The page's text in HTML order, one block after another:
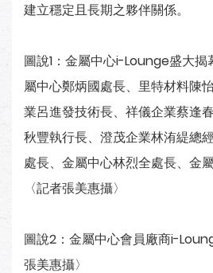
建立穩定且長期之夥伴關係。
圖說1：金屬中心i-Lounge盛大
屬中心鄭炳國處長、里特材料陳
業呂進發技術長、祥儀企業蔡逢
秋豐執行長、澄茂企業林洧緹總
處長、金屬中心林烈全處長、金
〈記者張美惠攝〉
圖說2：金屬中心會員廠商i-
張美惠攝〉